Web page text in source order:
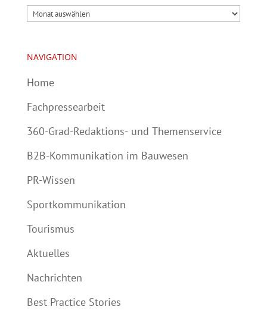
Archiv
NAVIGATION
Home
Fachpressearbeit
360-Grad-Redaktions- und Themenservice
B2B-Kommunikation im Bauwesen
PR-Wissen
Sportkommunikation
Tourismus
Aktuelles
Nachrichten
Best Practice Stories